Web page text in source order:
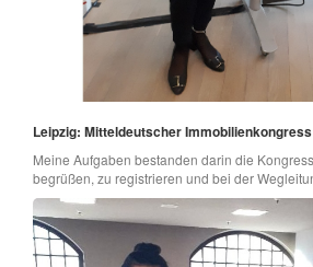
Leipzig: Mitteldeutscher Immobilienkongress
Meine Aufgaben bestanden darin die
begrüßen, zu registrieren und bei der